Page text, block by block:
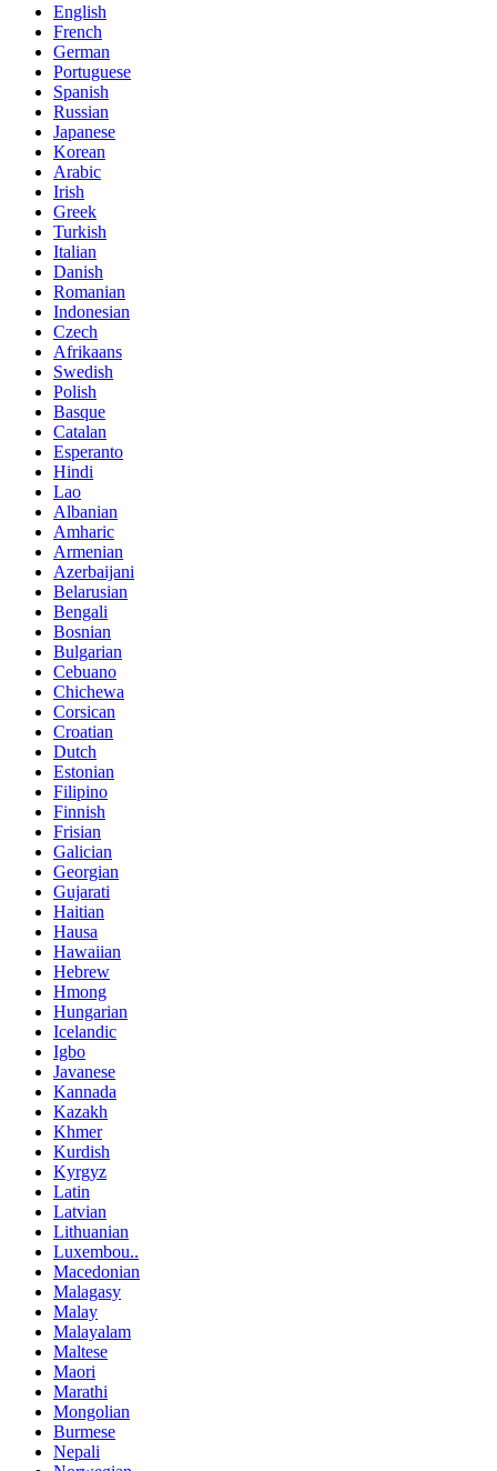
English
French
German
Portuguese
Spanish
Russian
Japanese
Korean
Arabic
Irish
Greek
Turkish
Italian
Danish
Romanian
Indonesian
Czech
Afrikaans
Swedish
Polish
Basque
Catalan
Esperanto
Hindi
Lao
Albanian
Amharic
Armenian
Azerbaijani
Belarusian
Bengali
Bosnian
Bulgarian
Cebuano
Chichewa
Corsican
Croatian
Dutch
Estonian
Filipino
Finnish
Frisian
Galician
Georgian
Gujarati
Haitian
Hausa
Hawaiian
Hebrew
Hmong
Hungarian
Icelandic
Igbo
Javanese
Kannada
Kazakh
Khmer
Kurdish
Kyrgyz
Latin
Latvian
Lithuanian
Luxembou..
Macedonian
Malagasy
Malay
Malayalam
Maltese
Maori
Marathi
Mongolian
Burmese
Nepali